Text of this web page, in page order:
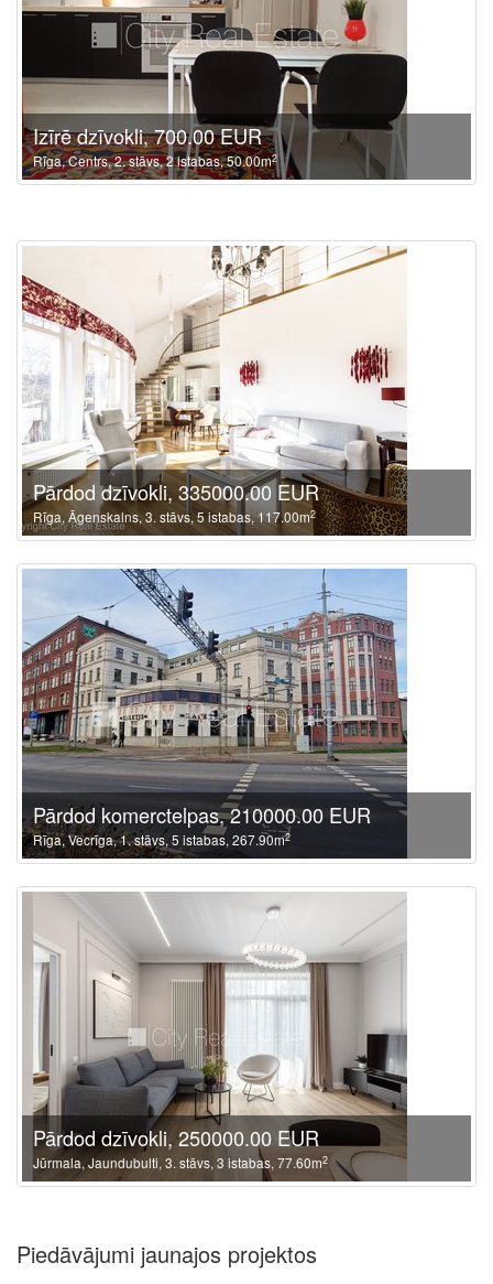
Izīrē dzīvokli, 700.00 EUR
Rīga, Centrs, 2. stāvs, 2 istabas, 50.00m2
Pārdod dzīvokli, 335000.00 EUR
Rīga, Āgenskalns, 3. stāvs, 5 istabas, 117.00m2
Pārdod komerctelpas, 210000.00 EUR
Rīga, Vecrīga, 1. stāvs, 5 istabas, 267.90m2
Pārdod dzīvokli, 250000.00 EUR
Jūrmala, Jaundubulti, 3. stāvs, 3 istabas, 77.60m2
Piedāvājumi jaunajos projektos